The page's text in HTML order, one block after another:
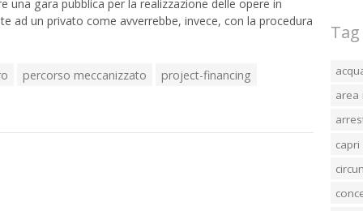
una gara pubblica per la realizzazione delle opere in
ad un privato come avverrebbe, invece, con la procedura
percorso meccanizzato project-financing
Tag
area
capri